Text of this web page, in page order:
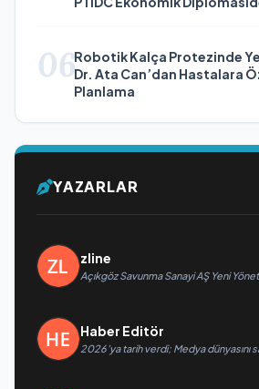
06Robotik Kalça Protezinde
Dr. Ata Can’dan Hastalara
Planlama
YAZARLAR
zline
Açıkgöz Savunma Sanayi AŞ Yeni
Haber Editör
2026’ya tarih verdi; Medya dünyasını